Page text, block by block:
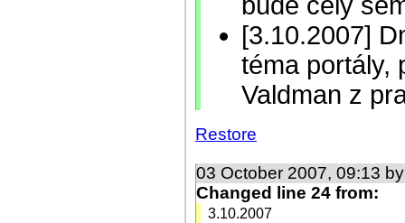
[3.10.2007]
téma portály,
Valdman z
Restore
03 October 2007, 09:13
Changed line 24 from:
3.10.2007